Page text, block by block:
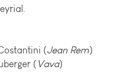
(Jean Rem)
( Vava)